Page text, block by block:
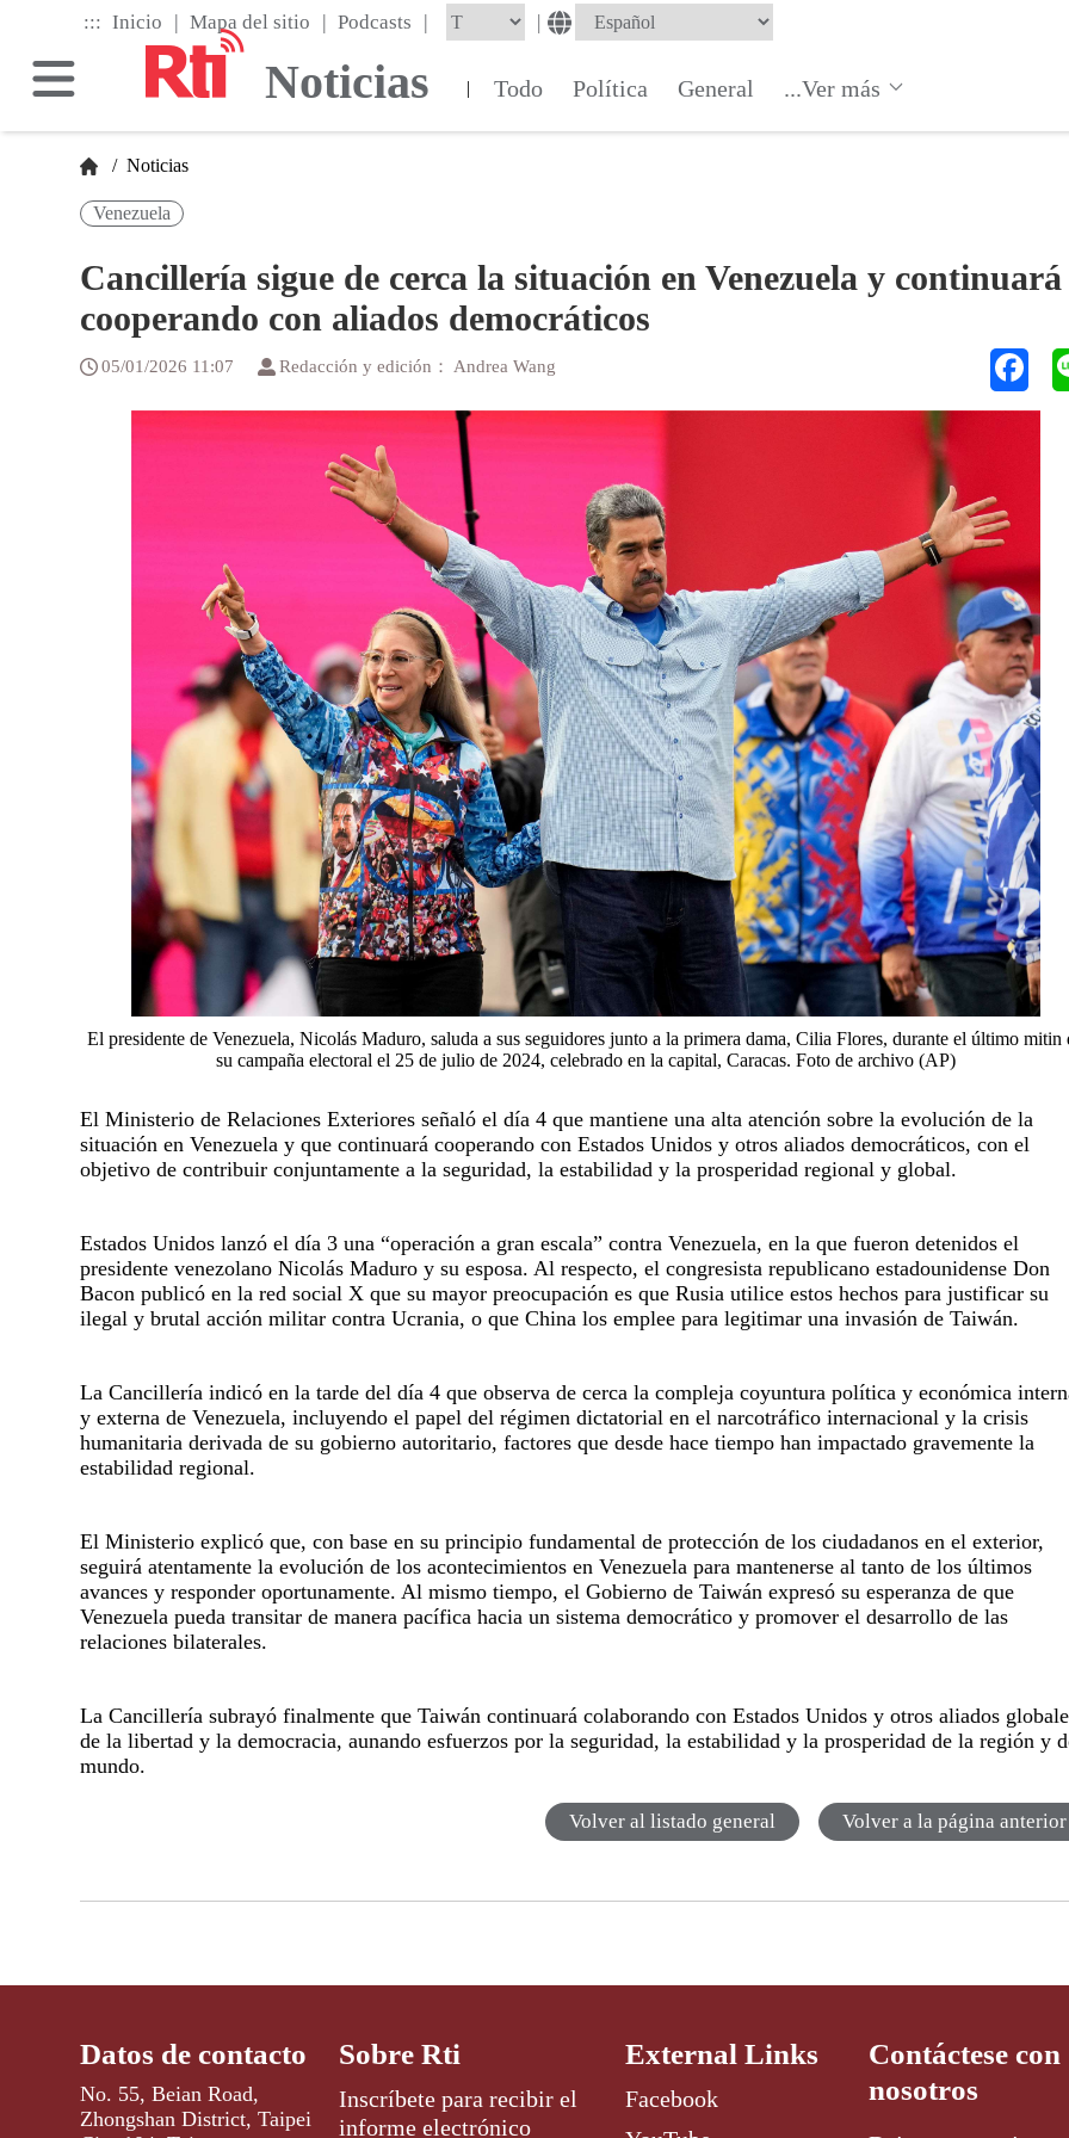
main
content
::: Inicio | Mapa del sitio | Podcasts | |
Noticias | Todo Política General ...Ver más
/ Noticias
Venezuela
Cancillería sigue de cerca la situación en Venezuela y continuará
cooperando con aliados democráticos
05/01/2026 11:07 Redacción y edición： Andrea Wang
El presidente de Venezuela, Nicolás Maduro, saluda a sus seguidores junto a la primera dama, Cilia Flores, durante el último mitin
su campaña electoral el 25 de julio de 2024, celebrado en la capital, Caracas. Foto de archivo (AP)
El Ministerio de Relaciones Exteriores señaló el día 4 que mantiene una alta atención sobre la evolución de la
situación en Venezuela y que continuará cooperando con Estados Unidos y otros aliados democráticos, con el
objetivo de contribuir conjuntamente a la seguridad, la estabilidad y la prosperidad regional y global.
Estados Unidos lanzó el día 3 una “operación a gran escala” contra Venezuela, en la que fueron detenidos el
presidente venezolano Nicolás Maduro y su esposa. Al respecto, el congresista republicano estadounidense Don
Bacon publicó en la red social X que su mayor preocupación es que Rusia utilice estos hechos para justificar su
ilegal y brutal acción militar contra Ucrania, o que China los emplee para legitimar una invasión de Taiwán.
La Cancillería indicó en la tarde del día 4 que observa de cerca la compleja coyuntura política y económica
y externa de Venezuela, incluyendo el papel del régimen dictatorial en el narcotráfico internacional y la crisis
humanitaria derivada de su gobierno autoritario, factores que desde hace tiempo han impactado gravemente la
estabilidad regional.
El Ministerio explicó que, con base en su principio fundamental de protección de los ciudadanos en el exterior,
seguirá atentamente la evolución de los acontecimientos en Venezuela para mantenerse al tanto de los últimos
avances y responder oportunamente. Al mismo tiempo, el Gobierno de Taiwán expresó su esperanza de que
Venezuela pueda transitar de manera pacífica hacia un sistema democrático y promover el desarrollo de las
relaciones bilaterales.
La Cancillería subrayó finalmente que Taiwán continuará colaborando con Estados Unidos y otros aliados
de la libertad y la democracia, aunando esfuerzos por la seguridad, la estabilidad y la prosperidad de la región y
mundo.
Volver al listado general Volver a la página anterior
Datos de contacto
No. 55, Beian Road,
Zhongshan District, Taipei
Sobre Rti
Inscríbete para recibir el
informe electrónico
External Links
Facebook
Contáctese con
nosotros